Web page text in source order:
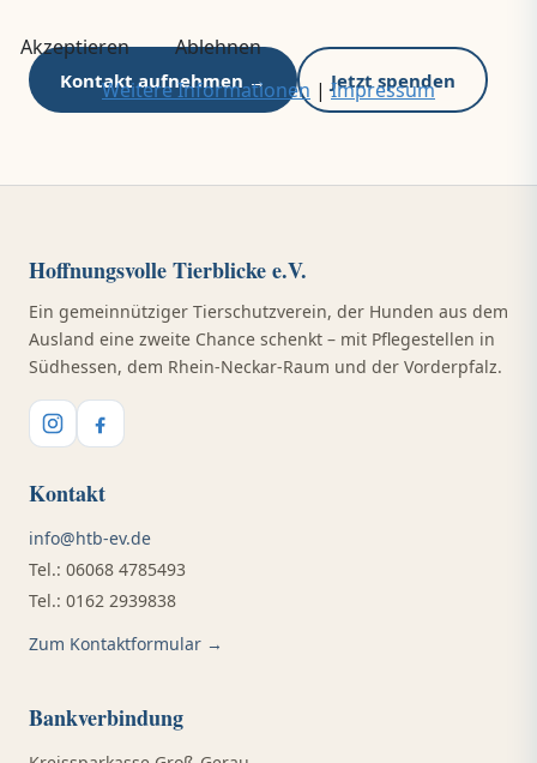
Kontakt aufnehmen → Jetzt spenden
Hoffnungsvolle Tierblicke e.V.
Ein gemeinnütziger Tierschutzverein, der Hunden aus dem
Ausland eine zweite Chance schenkt – mit Pflegestellen in
Südhessen, dem Rhein-Neckar-Raum und der Vorderpfalz.
Kontakt
info@htb-ev.de
Tel.: 06068 4785493
Tel.: 0162 2939838
Zum Kontaktformular →
Bankverbindung
Akzeptieren
Ablehnen
Weitere Informationen |Impressum